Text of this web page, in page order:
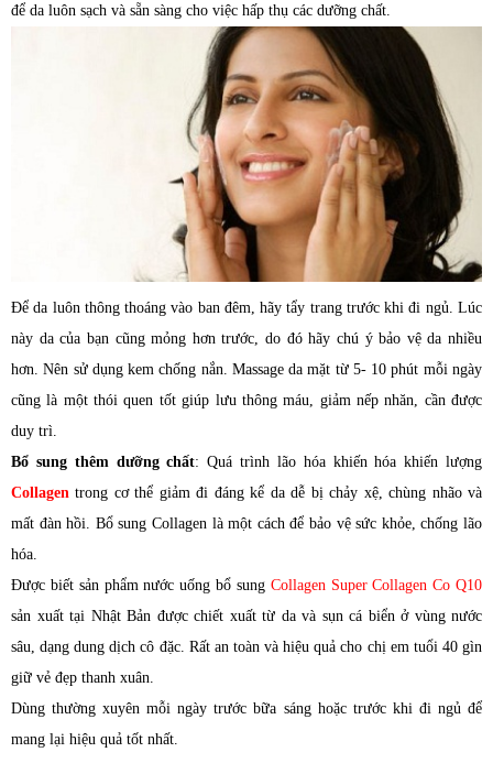
để da luôn sạch và sẵn sàng cho việc hấp thụ các dưỡng chất.
Để da luôn thông thoáng vào ban đêm, hãy tẩy trang trước khi đi ngủ. Lúc
này da của bạn cũng mỏng hơn trước, do đó hãy chú ý bảo vệ da nhiều
hơn. Nên sử dụng kem chống nắn. Massage da mặt từ 5- 10 phút mỗi ngày
cũng là một thói quen tốt giúp lưu thông máu, giảm nếp nhăn, cần được
duy trì.
Bổ sung thêm dưỡng chất: Quá trình lão hóa khiến hóa khiến lượng
Collagen trong cơ thể giảm đi đáng kể da dễ bị chảy xệ, chùng nhão và
mất đàn hồi. Bổ sung Collagen là một cách để bảo vệ sức khỏe, chống lão
hóa.
Được biết sản phẩm nước uống bổ sung Collagen Super Collagen Co Q10
sản xuất tại Nhật Bản được chiết xuất từ da và sụn cá biển ở vùng nước
sâu, dạng dung dịch cô đặc. Rất an toàn và hiệu quả cho chị em tuổi 40 gìn
giữ vẻ đẹp thanh xuân.
Dùng thường xuyên mỗi ngày trước bữa sáng hoặc trước khi đi ngủ để
mang lại hiệu quả tốt nhất.